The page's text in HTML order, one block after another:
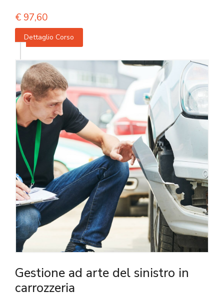
€ 97,60
Dettaglio Corso
Gestione ad arte del sinistro in
carrozzeria